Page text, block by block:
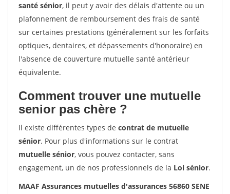
santé sénior, il peut y avoir des délais d'attente ou un
plafonnement de remboursement des frais de santé
sur certaines prestations (généralement sur les forfaits
optiques, dentaires, et dépassements d'honoraire) en
l'absence de couverture mutuelle santé antérieur
équivalente.
Comment trouver une mutuelle
senior pas chère ?
Il existe différentes types de contrat de mutuelle
sénior. Pour plus d'informations sur le contrat
mutuelle sénior, vous pouvez contacter, sans
engagement, un de nos professionnels de la Loi sénior.
MAAF Assurances mutuelles d'assurances 56860 SENE